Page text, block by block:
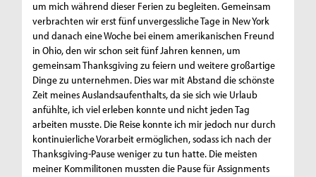
um mich während dieser Ferien zu begleiten. Gemeinsam
verbrachten wir erst fünf unvergessliche Tage in New York
und danach eine Woche bei einem amerikanischen Freund
in Ohio, den wir schon seit fünf Jahren kennen, um
gemeinsam Thanksgiving zu feiern und weitere großartige
Dinge zu unternehmen. Dies war mit Abstand die schönste
Zeit meines Auslandsaufenthalts, da sie sich wie Urlaub
anfühlte, ich viel erleben konnte und nicht jeden Tag
arbeiten musste. Die Reise konnte ich mir jedoch nur durch
kontinuierliche Vorarbeit ermöglichen, sodass ich nach der
Thanksgiving-Pause weniger zu tun hatte. Die meisten
meiner Kommilitonen mussten die Pause für Assignments